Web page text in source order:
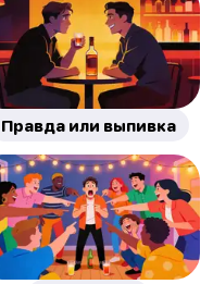
Правда или выпивка